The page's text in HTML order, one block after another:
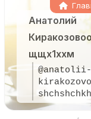
Анатолий
щщх1ххм
@anatolii-